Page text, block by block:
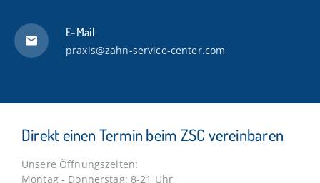
E-Mail
praxis@zahn-service-center.com
Direkt einen Termin beim ZSC vereinbaren
Unsere Öffnungszeiten:
Montag - Donnerstag: 8-21 Uhr